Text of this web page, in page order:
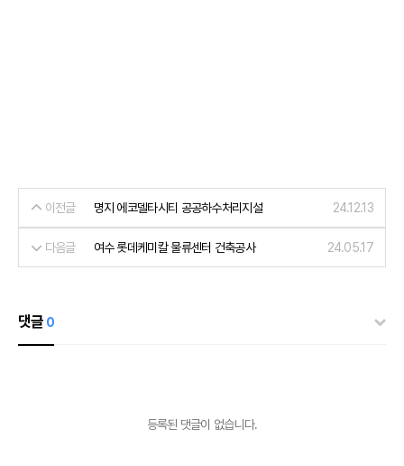
이전글 명지 에코델타시티 공공하수처리지설 24.12.13
다음글 여수 롯데케미칼 물류센터 건축공사 24.05.17
댓글 0
등록된 댓글이 없습니다.